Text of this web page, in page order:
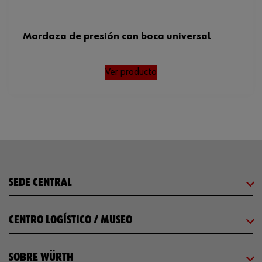
Mordaza de presión con boca universal
Ver producto
SEDE CENTRAL
CENTRO LOGÍSTICO / MUSEO
SOBRE WÜRTH